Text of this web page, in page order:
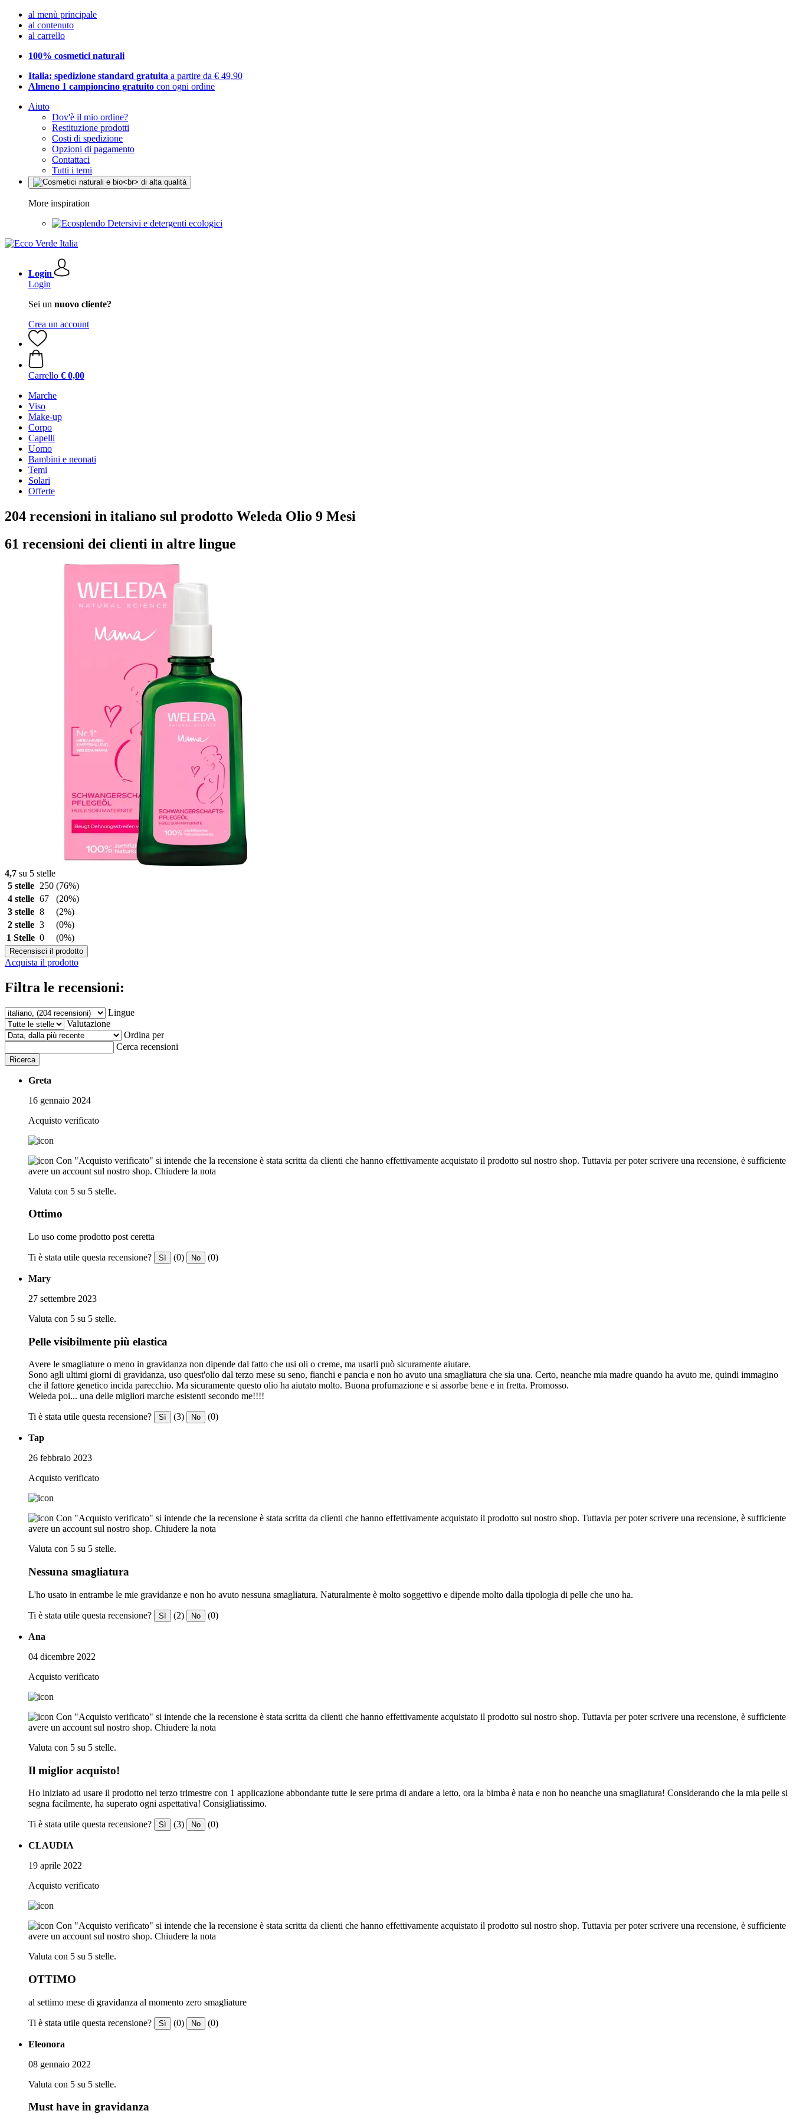
al menù principale
al contenuto
al carrello
100% cosmetici naturali
Italia: spedizione standard gratuita a partire da € 49,90
Almeno 1 campioncino gratuito con ogni ordine
Aiuto
Dov'è il mio ordine?
Restituzione prodotti
Costi di spedizione
Opzioni di pagamento
Contattaci
Tutti i temi
More inspiration
Detersivi e detergenti ecologici
Login
Login
Sei un nuovo cliente?
Crea un account
Carrello € 0,00
Marche
Viso
Make-up
Corpo
Capelli
Uomo
Bambini e neonati
Temi
Solari
Offerte
204 recensioni in italiano sul prodotto Weleda Olio 9 Mesi
61 recensioni dei clienti in altre lingue
4,7 su 5 stelle
5 stelle
250 (76%)
4 stelle 67
(20%)
3 stelle 8
(2%)
2 stelle 3
(0%)
1 Stelle 0 (0%)
Recensisci il prodotto
Acquista il prodotto
Filtra le recensioni:
Lingue
Valutazione
Ordina per
Cerca recensioni
Ricerca
Greta
16 gennaio 2024
Acquisto verificato
Con "Acquisto verificato" si intende che la recensione è stata scritta da clienti che hanno effettivamente acquistato il prodotto sul nostro shop. Tuttavia per poter scrivere una recensione, è sufficiente
avere un account sul nostro shop. Chiudere la nota
Valuta con 5 su 5 stelle.
Ottimo
Lo uso come prodotto post ceretta
Ti è stata utile questa recensione? Sì (0) No (0)
Mary
27 settembre 2023
Valuta con 5 su 5 stelle.
Pelle visibilmente più elastica
Avere le smagliature o meno in gravidanza non dipende dal fatto che usi oli o creme, ma usarli può sicuramente aiutare.
Sono agli ultimi giorni di gravidanza, uso quest'olio dal terzo mese su seno, fianchi e pancia e non ho avuto una smagliatura che sia una. Certo, neanche mia madre quando ha avuto me, quindi immagino
che il fattore genetico incida parecchio. Ma sicuramente questo olio ha aiutato molto. Buona profumazione e si assorbe bene e in fretta. Promosso.
Weleda poi... una delle migliori marche esistenti secondo me!!!!
Ti è stata utile questa recensione? Sì (3) No (0)
Tap
26 febbraio 2023
Acquisto verificato
Con "Acquisto verificato" si intende che la recensione è stata scritta da clienti che hanno effettivamente acquistato il prodotto sul nostro shop. Tuttavia per poter scrivere una recensione, è sufficiente
avere un account sul nostro shop. Chiudere la nota
Valuta con 5 su 5 stelle.
Nessuna smagliatura
L'ho usato in entrambe le mie gravidanze e non ho avuto nessuna smagliatura. Naturalmente è molto soggettivo e dipende molto dalla tipologia di pelle che uno ha.
Ti è stata utile questa recensione? Sì (2) No (0)
Ana
04 dicembre 2022
Acquisto verificato
Con "Acquisto verificato" si intende che la recensione è stata scritta da clienti che hanno effettivamente acquistato il prodotto sul nostro shop. Tuttavia per poter scrivere una recensione, è sufficiente
avere un account sul nostro shop. Chiudere la nota
Valuta con 5 su 5 stelle.
Il miglior acquisto!
Ho iniziato ad usare il prodotto nel terzo trimestre con 1 applicazione abbondante tutte le sere prima di andare a letto, ora la bimba è nata e non ho neanche una smagliatura! Considerando che la mia pelle si
segna facilmente, ha superato ogni aspettativa! Consigliatissimo.
Ti è stata utile questa recensione? Sì (3) No (0)
CLAUDIA
19 aprile 2022
Acquisto verificato
Con "Acquisto verificato" si intende che la recensione è stata scritta da clienti che hanno effettivamente acquistato il prodotto sul nostro shop. Tuttavia per poter scrivere una recensione, è sufficiente
avere un account sul nostro shop. Chiudere la nota
Valuta con 5 su 5 stelle.
OTTIMO
al settimo mese di gravidanza al momento zero smagliature
Ti è stata utile questa recensione? Sì (0) No (0)
Eleonora
08 gennaio 2022
Valuta con 5 su 5 stelle.
Must have in gravidanza